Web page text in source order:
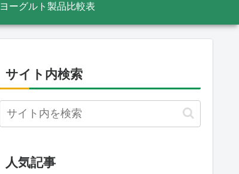
ヨーグルト製品比較表
サイト内検索
人気記事